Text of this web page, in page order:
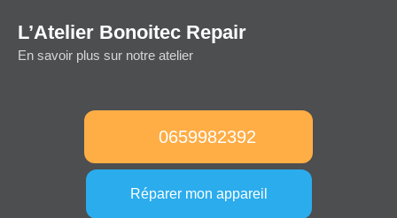
L’Atelier Bonoitec Repair
En savoir plus sur notre atelier
0659982392
Réparer mon appareil